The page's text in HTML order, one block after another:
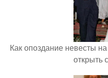
Как опоздание невесты
открыть